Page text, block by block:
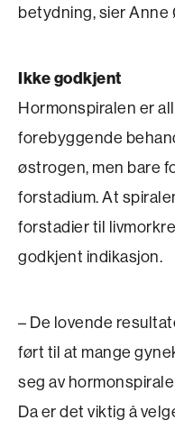
betydning, sier Anne
Ikke godkjent
Hormonspiralen er
forebyggende
østrogen, men bare
forstadium. At
forstadier til
godkjent indikasjon.
– De lovende
ført til at mange
seg av
Da er det viktig å